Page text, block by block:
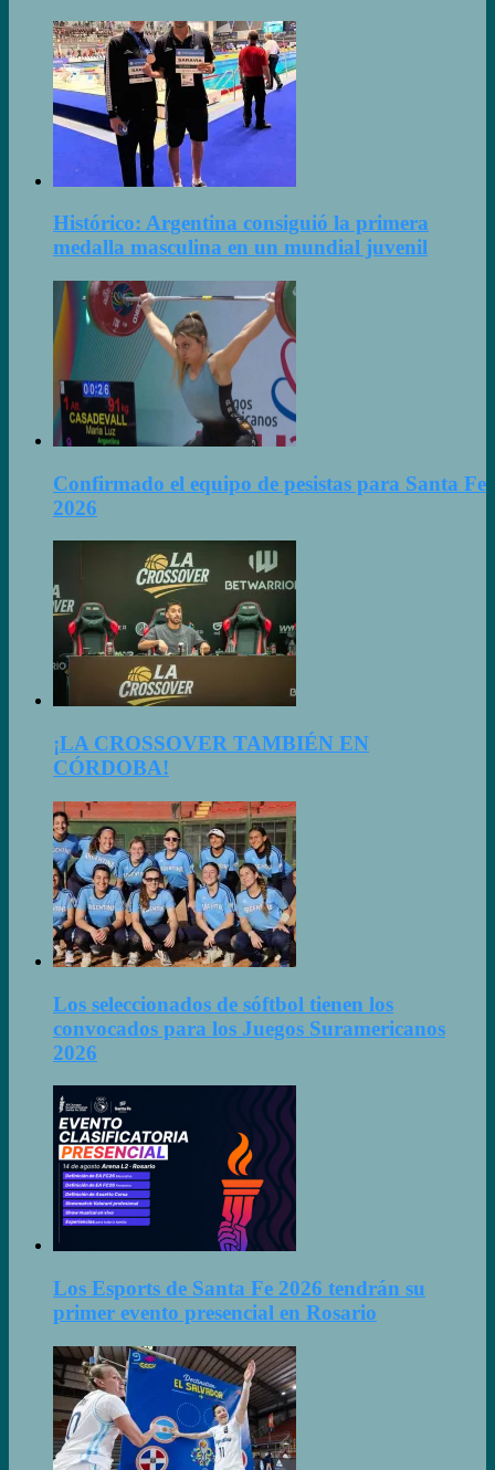
Histórico: Argentina consiguió la primera
medalla masculina en un mundial juvenil
Confirmado el equipo de pesistas para Santa Fe
2026
¡LA CROSSOVER TAMBIÉN EN
CÓRDOBA!
Los seleccionados de sóftbol tienen los
convocados para los Juegos Suramericanos
2026
Los Esports de Santa Fe 2026 tendrán su
primer evento presencial en Rosario